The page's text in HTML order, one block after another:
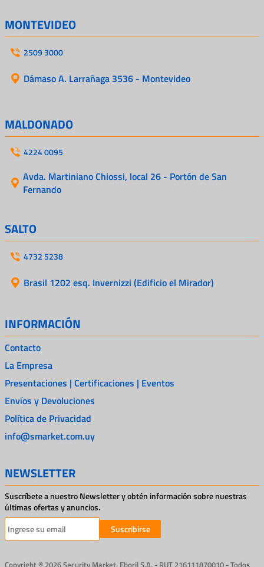
MONTEVIDEO
2509 3000
Dámaso A. Larrañaga 3536 - Montevideo
MALDONADO
4224 0095
Avda. Martiniano Chiossi, local 26 - Portón de San
Fernando
SALTO
4732 5238
Brasil 1202 esq. Invernizzi (Edificio el Mirador)
INFORMACIÓN
Contacto
La Empresa
Presentaciones | Certificaciones | Eventos
Envíos y Devoluciones
Política de Privacidad
info@smarket.com.uy
NEWSLETTER
Suscríbete a nuestro Newsletter y obtén información sobre nuestras
últimas ofertas y anuncios.
Suscribirse
Copyright ® 2026 Security Market. Eboril S.A. - RUT 216111870010 - Todos